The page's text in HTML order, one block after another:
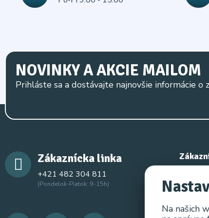
NOVINKY A AKCIE MAILOM
Prihláste sa a dostávajte najnovšie informácie o
Zákaznícka linka
+421 482 304 811
(Pondelok-Piatok: 9-15h)
Mapa
Na našich